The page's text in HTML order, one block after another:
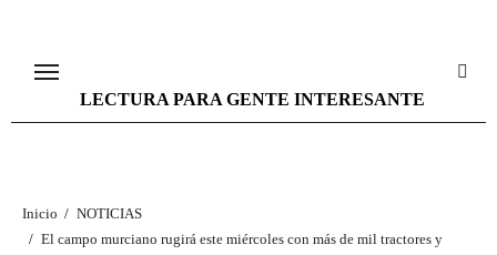
contenido
LECTURA PARA GENTE INTERESANTE
Inicio
NOTICIAS
El campo murciano rugirá este miércoles con más de mil tractores y